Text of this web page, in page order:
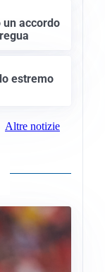
accordo
estremo
Altre notizie